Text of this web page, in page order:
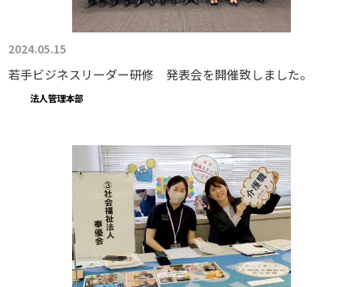
2024.05.15
若手ビジネスリーダー研修 発表会を開催致しました。
法人管理本部